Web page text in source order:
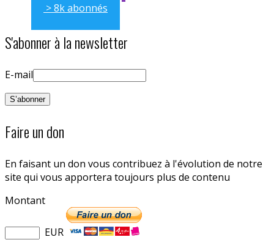
> 8k abonnés
S'abonner à la newsletter
E-mail
Faire un don
En faisant un don vous contribuez à l'évolution de notre
site qui vous apportera toujours plus de contenu
Montant
EUR